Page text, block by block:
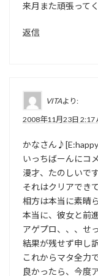
来月また頑張って
返信
VITAより:
2008年11月23日 2:17
かなさん
いっちばーんにコ
漫才、たのしいで
それはクリアでき
相方は本当に素晴
本当に、彼女と
アゲプロ、、、せ
結果が残せず申し
これからマタ全力
良かったら、今度